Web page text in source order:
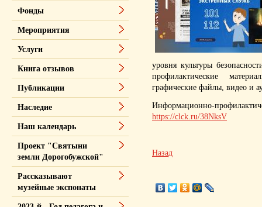
уровня культуры
профилактические
графические файлы, видео и
Информационно-
https://clck.ru/38NksV
Назад
Фонды
Мероприятия
Услуги
Книга отзывов
Публикации
Наследие
Наш календарь
Проект "Святыни
земли Дорогобужской"
Рассказывают
музейные экспонаты